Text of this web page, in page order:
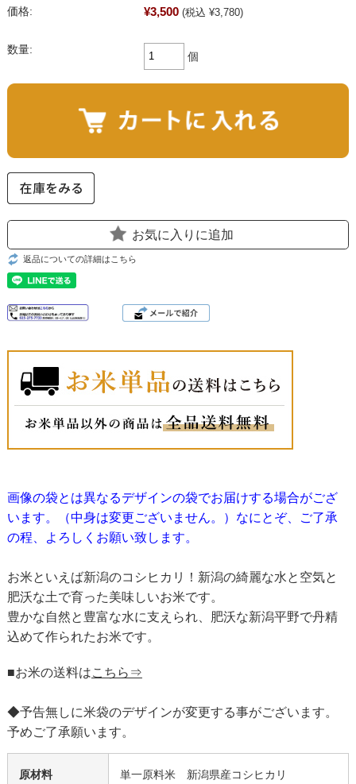
価格: ¥3,500 (税込 ¥3,780)
数量:
個
お気に入りに追加
返品についての詳細はこちら
画像の袋とは異なるデザインの袋でお届けする場合がござ
います。（中身は変更ございません。）なにとぞ、ご了承
の程、よろしくお願い致します。
お米といえば新潟のコシヒカリ！新潟の綺麗な水と空気と
肥沃な土で育った美味しいお米です。
豊かな自然と豊富な水に支えられ、肥沃な新潟平野で丹精
込めて作られたお米です。
■お米の送料はこちら⇒
◆予告無しに米袋のデザインが変更する事がございます。
予めご了承願います。
原材料 単一原料米 新潟県産コシヒカリ